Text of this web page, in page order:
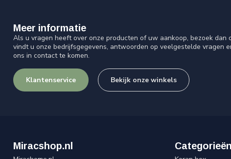
Meer informatie
Als u vragen heeft over onze producten of uw aankoop, bezoek dan
vindt u onze bedrijfsgegevens, antwoorden op veelgestelde vragen
ons in contact te komen.
Klantenservice Bekijk onze winkels
Miracshop.nl Categorieën